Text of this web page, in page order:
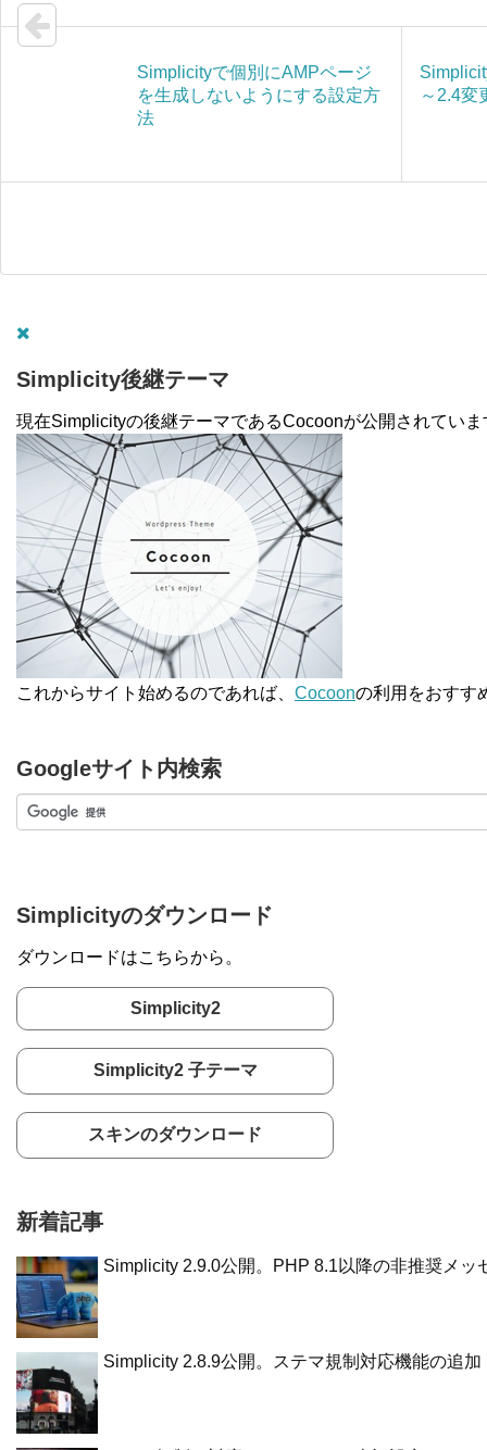
Simplicityで個別にAMPページ
を生成しないようにする設定方
法
～2.4変
Simplicity後継テーマ
現在Simplicityの後継テーマであるCocoonが公開されていま
これからサイト始めるのであれば、 Cocoonの利用をおすす
Googleサイト内検索
Simplicityのダウンロード
ダウンロードはこちらから。
Simplicity2
Simplicity2 子テーマ
スキンのダウンロード
新着記事
Simplicity 2.9.0公開。PHP 8.1以降の非推奨メッ
Simplicity 2.8.9公開。ステマ規制対応機能の追加